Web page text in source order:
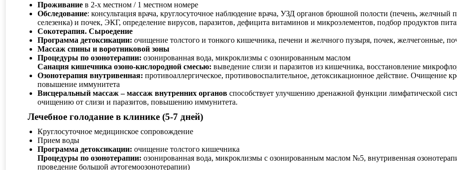
Проживание в 2-х местном / 1 местном номере
Обследование: консультация врача, круглосуточное наблюдение врача, УЗД органов брюшной полости (печень, желчный
селезенка) и почек, ЭКГ, определение вирусов, паразитов, дефицита витаминов и микроэлементов, подбор продуктов
Сокотерапия. Сыроедение
Программа детоксикации: очищение толстого и тонкого кишечника, печени и желчного пузыря, почек, желчегонные,
Массаж спины и воротниковой зоны
Процедуры по озонотерапии: озонированная вода, микроклизмы с озонированным маслом
Санация кишечника озоно-кислородной смесью: выведение слизи и паразитов из кишечника, восстановление
Озонотерапия внутривенная: противоаллергическое, противовоспалительное, детоксикационное действие. Очищение
повышение иммунитета
Висцеральный массаж – массаж внутренних органов способствует улучшению дренажной функции лимфатической
очищению от слизи и паразитов, повышению иммунитета.
Лечебное голодание в клинике (5-7 дней)
Круглосуточное медицинское сопровождение
Прием воды
Программа детоксикации: очищение толстого кишечника
Процедуры по озонотерапии: озонированная вода, микроклизмы с озонированным маслом №5, внутривенная
проведение большой аутогемоозонотерапии)